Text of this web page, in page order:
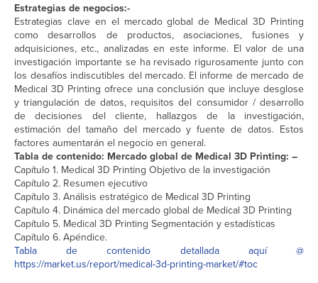
Estrategias de negocios:-
Estrategias clave en el mercado global de Medical 3D Printing
como desarrollos de productos, asociaciones, fusiones y
adquisiciones, etc., analizadas en este informe. El valor de una
investigación importante se ha revisado rigurosamente junto con
los desafíos indiscutibles del mercado. El informe de mercado de
Medical 3D Printing ofrece una conclusión que incluye desglose
y triangulación de datos, requisitos del consumidor / desarrollo
de decisiones del cliente, hallazgos de la investigación,
estimación del tamaño del mercado y fuente de datos. Estos
factores aumentarán el negocio en general.
Tabla de contenido: Mercado global de Medical 3D Printing: –
Capítulo 1. Medical 3D Printing Objetivo de la investigación
Capítulo 2. Resumen ejecutivo
Capítulo 3. Análisis estratégico de Medical 3D Printing
Capítulo 4. Dinámica del mercado global de Medical 3D Printing
Capítulo 5. Medical 3D Printing Segmentación y estadísticas
Capítulo 6. Apéndice.
Tabla de contenido detallada aquí @
https://market.us/report/medical-3d-printing-market/#toc